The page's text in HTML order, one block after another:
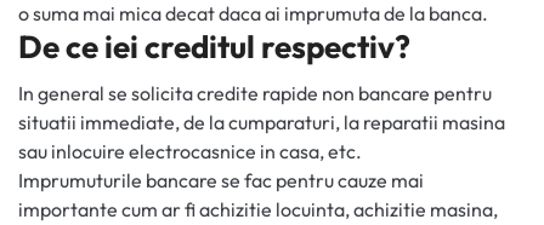
o suma mai mica decat daca ai imprumuta de la banca.
De ce iei creditul respectiv?
In general se solicita credite rapide non bancare pentru
situatii immediate, de la cumparaturi, la reparatii masina
sau inlocuire electrocasnice in casa, etc.
Imprumuturile bancare se fac pentru cauze mai
importante cum ar fi achizitie locuinta, achizitie masina,